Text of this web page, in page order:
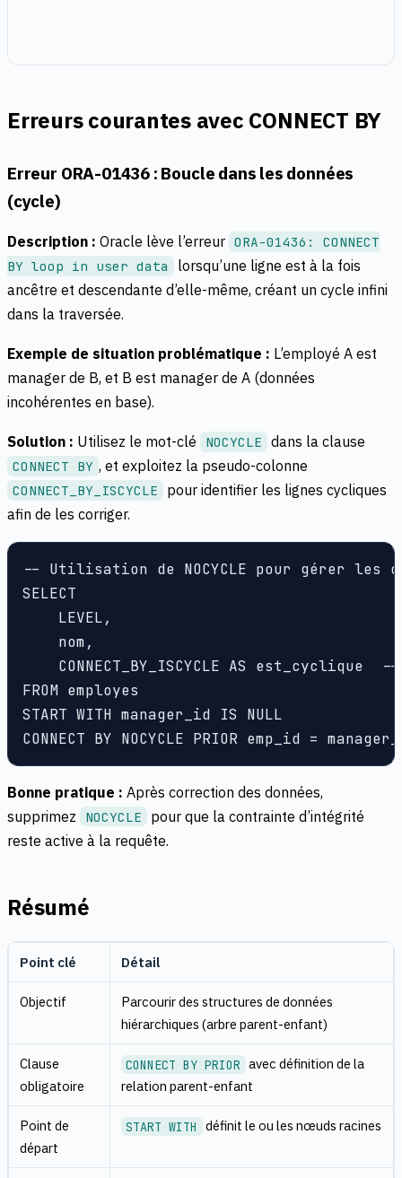
Erreurs courantes avec CONNECT BY
Erreur ORA-01436 : Boucle dans les données
(cycle)
Description : Oracle lève l’erreur ORA-01436: CONNECT
BY loop in user data
lorsqu’une ligne est à la fois
ancêtre et descendante d’elle-même, créant un cycle infini
dans la traversée.
Exemple de situation problématique : L’employé A est
manager de B, et B est manager de A (données
incohérentes en base).
Solution : Utilisez le mot-clé NOCYCLE dans la clause
CONNECT BY , et exploitez la pseudo-colonne
CONNECT_BY_ISCYCLE
pour identifier les lignes cycliques
afin de les corriger.
-- Utilisation de NOCYCLE pour gérer les
SELECT
    LEVEL,
    nom,
CONNECT_BY_ISCYCLE AS est_cyclique
FROM employes
START WITH manager_id IS NULL
CONNECT BY NOCYCLE PRIOR emp_id =
Bonne pratique : Après correction des données,
supprimez
NOCYCLE
pour que la contrainte d’intégrité
reste active à la requête.
Résumé
Point clé Détail
Objectif
Parcourir des structures de données
hiérarchiques (arbre parent-enfant)
Clause
obligatoire
CONNECT BY PRIOR avec définition de la
relation parent-enfant
Point de
départ
START WITH définit le ou les nœuds racines